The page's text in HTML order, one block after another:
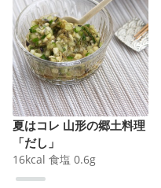
夏はコレ 山形の郷土料理
「だし」
16kcal 食塩 0.6g